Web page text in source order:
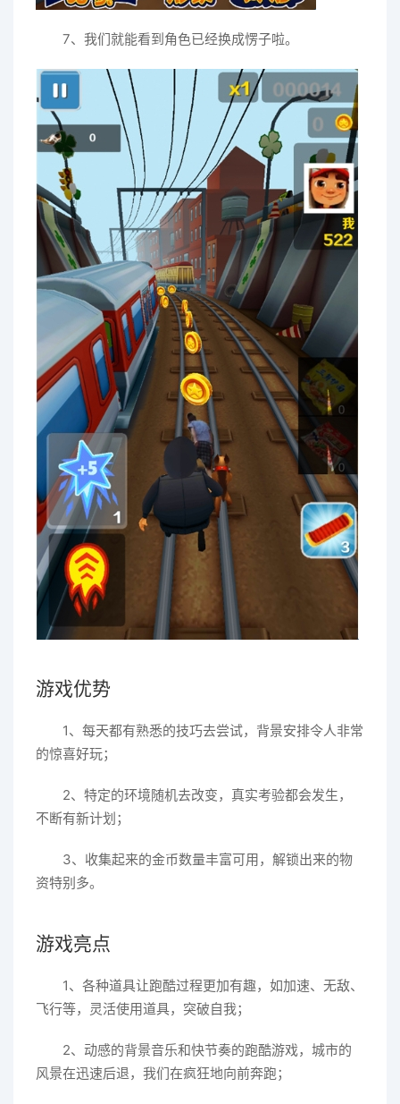
7、我们就能看到角色已经换成愣子啦。
游戏优势
1、每天都有熟悉的技巧去尝试，背景安排令人非常
的惊喜好玩；
2、特定的环境随机去改变，真实考验都会发生，
不断有新计划；
3、收集起来的金币数量丰富可用，解锁出来的物
资特别多。
游戏亮点
1、各种道具让跑酷过程更加有趣，如加速、无敌、
飞行等，灵活使用道具，突破自我；
2、动感的背景音乐和快节奏的跑酷游戏，城市的
风景在迅速后退，我们在疯狂地向前奔跑；